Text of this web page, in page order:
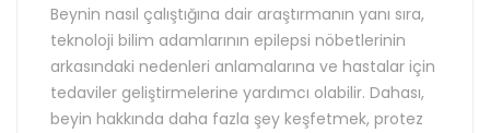
Beynin nasıl çalıştığına dair araştırmanın yanı sıra,
teknoloji bilim adamlarının epilepsi nöbetlerinin
arkasındaki nedenleri anlamalarına ve hastalar için
tedaviler geliştirmelerine yardımcı olabilir. Dahası,
beyin hakkında daha fazla şey keşfetmek, protez